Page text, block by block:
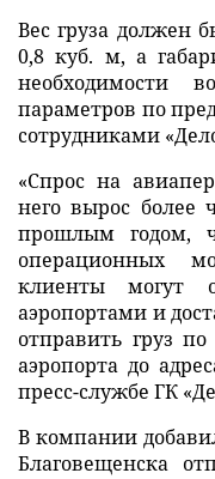
Вес груза должен
0,8 куб. м, а
необходимости
параметров по
сотрудниками
«Спрос на
него вырос более
прошлым годом,
операционных
клиенты могут
аэропортами и
отправить груз
аэропорта до
пресс-службе ГК
В компании
Благовещенска